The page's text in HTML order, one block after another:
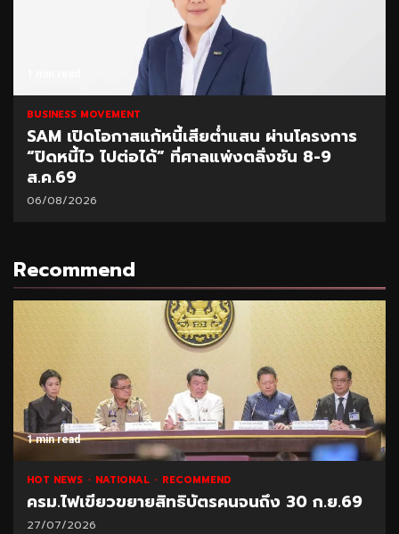
BUSINESS MOVEMENT
SAM เปิดโอกาสแก้หนี้เสียต่ำแสน ผ่านโครงการ
“ปิดหนี้ไว ไปต่อได้” ที่ศาลแพ่งตลิ่งชัน 8-9
ส.ค.69
06/08/2026
Recommend
1 min read
HOT NEWS NATIONAL RECOMMEND
ครม.ไฟเขียวขยายสิทธิบัตรคนจนถึง 30 ก.ย.69
27/07/2026